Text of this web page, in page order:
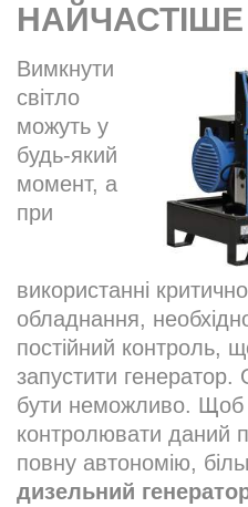
НАЙЧАСТІШЕ
Вимкнути
світло
можуть у
будь-який
момент, а
при
використанні
обладнання,
постійний контроль,
запустити
бути неможливо. Щоб
контролювати даний
повну автономію,
дизельний